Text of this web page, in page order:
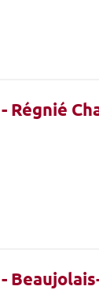
Régnié